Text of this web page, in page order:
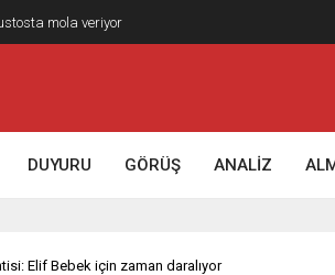
kontrol mü, kolonializm mi?
DUYURU GÖRÜŞ ANALİZ
Elif Bebek için zaman daralıyor